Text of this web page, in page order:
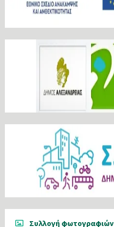
Συλλογή φωτογραφιών